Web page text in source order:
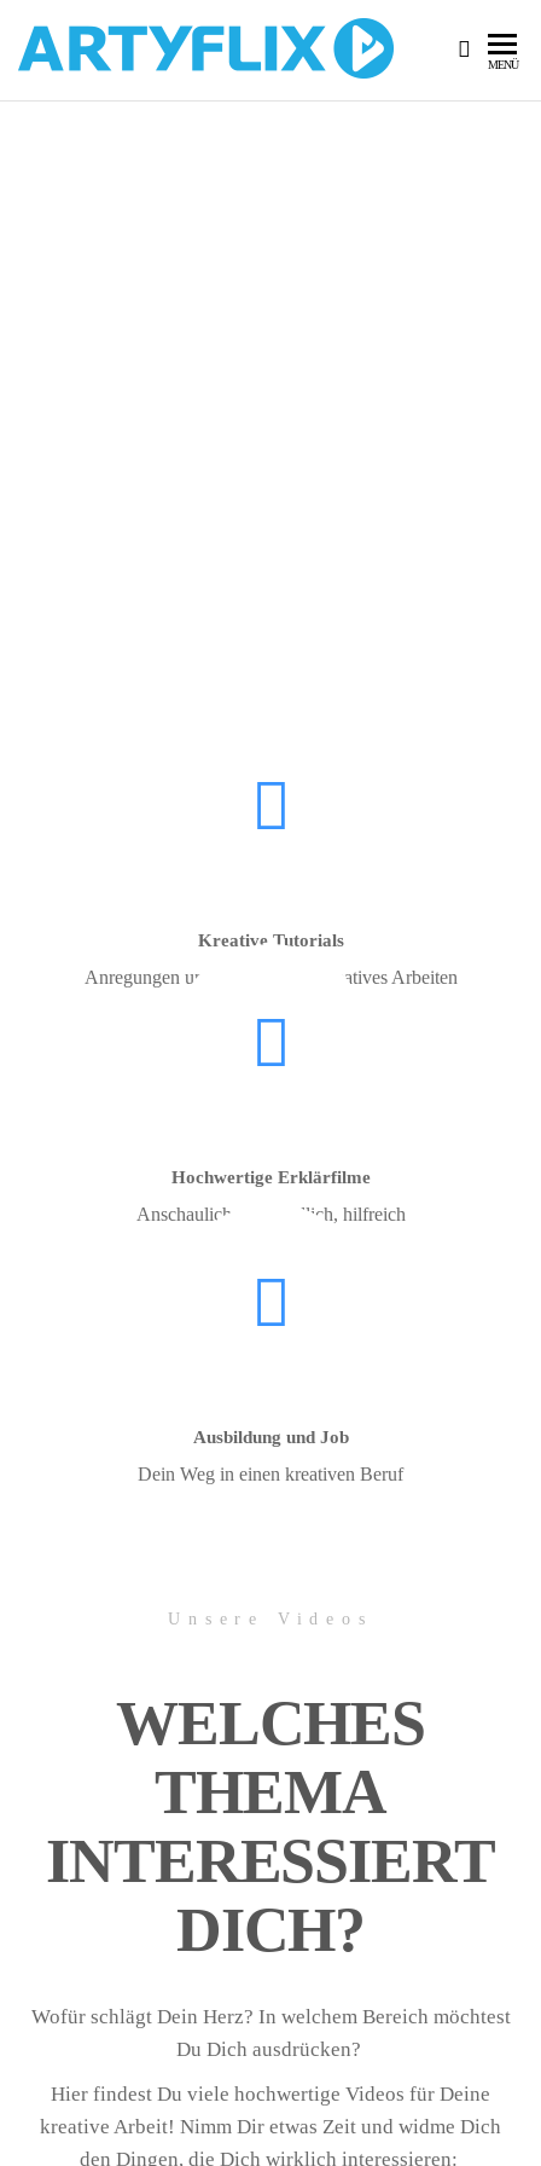
MENÜ
Kreative Tutorials
Anregungen und Beispiele für kreatives Arbeiten
Hochwertige Erklärfilme
Anschaulich, verständlich, hilfreich
Ausbildung und Job
Dein Weg in einen kreativen Beruf
Unsere Videos
WELCHES
THEMA
INTERESSIERT
DICH?
Wofür schlägt Dein Herz? In welchem Bereich möchtest
Du Dich ausdrücken?
Hier findest Du viele hochwertige Videos für Deine
kreative Arbeit! Nimm Dir etwas Zeit und widme Dich
den Dingen, die Dich wirklich interessieren: